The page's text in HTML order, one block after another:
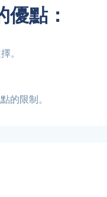
優點：
。
的限制。